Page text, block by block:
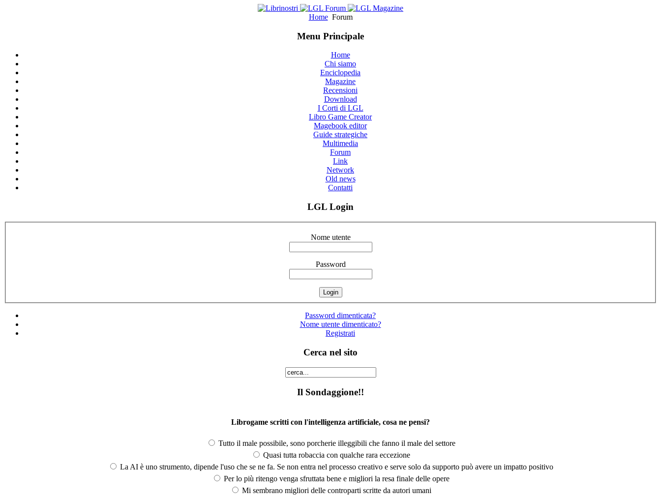
Home Forum
Menu Principale
Home
Chi siamo
Enciclopedia
Magazine
Recensioni
Download
I Corti di LGL
Libro Game Creator
Magebook editor
Guide strategiche
Multimedia
Forum
Link
Network
Old news
Contatti
LGL Login
Nome utente
Password
Password dimenticata?
Nome utente dimenticato?
Registrati
Cerca nel sito
Il Sondaggione!!
Librogame scritti con l'intelligenza artificiale, cosa ne pensi?
Tutto il male possibile, sono porcherie illeggibili che fanno il male del settore
Quasi tutta robaccia con qualche rara eccezione
La AI è uno strumento, dipende l'uso che se ne fa. Se non entra nel processo creativo e serve solo da supporto può avere un impatto positivo
Per lo più ritengo venga sfruttata bene e migliori la resa finale delle opere
Mi sembrano migliori delle controparti scritte da autori umani